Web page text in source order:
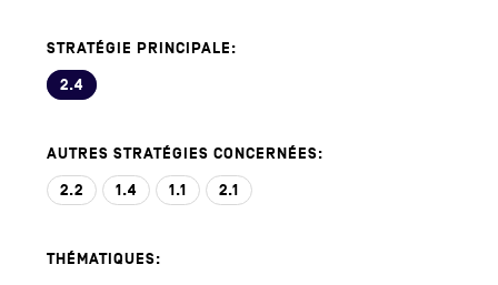
STRATÉGIE PRINCIPALE:
2.4
AUTRES STRATÉGIES CONCERNÉES:
2.2
1.4 1.1 2.1
THÉMATIQUES: